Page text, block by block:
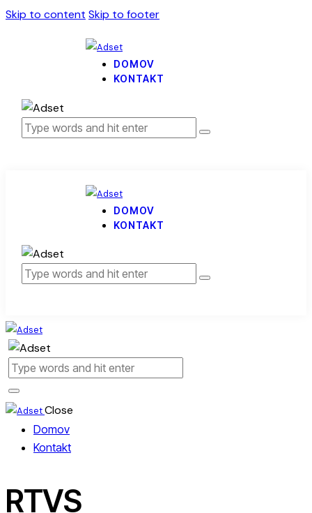
Skip to content Skip to footer
DOMOV
KONTAKT
DOMOV
KONTAKT
Close
Domov
Kontakt
RTVS